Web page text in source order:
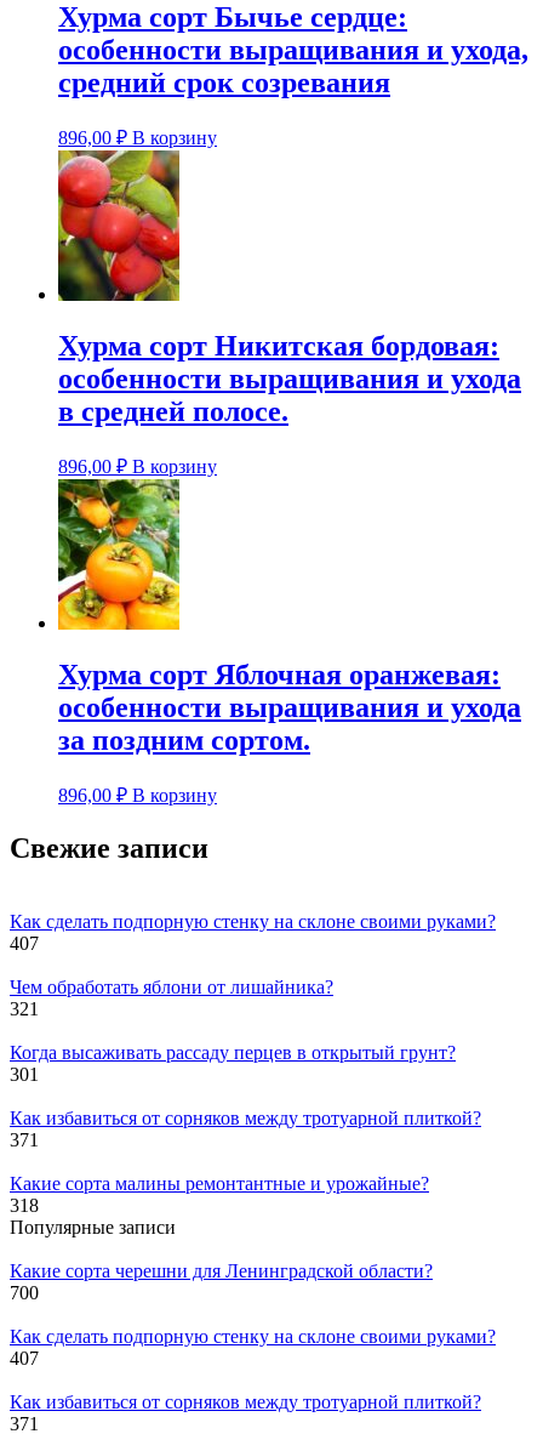
Хурма сорт Бычье сердце:
особенности выращивания и ухода,
средний срок созревания
896,00 ₽ В корзину
Хурма сорт Никитская бордовая:
особенности выращивания и ухода
в средней полосе.
896,00 ₽ В корзину
Хурма сорт Яблочная оранжевая:
особенности выращивания и ухода
за поздним сортом.
896,00 ₽ В корзину
Свежие записи
Как сделать подпорную стенку на склоне своими руками?
407
Чем обработать яблони от лишайника?
321
Когда высаживать рассаду перцев в открытый грунт?
301
Как избавиться от сорняков между тротуарной плиткой?
371
Какие сорта малины ремонтантные и урожайные?
318
Популярные записи
Какие сорта черешни для Ленинградской области?
700
Как сделать подпорную стенку на склоне своими руками?
407
Как избавиться от сорняков между тротуарной плиткой?
371